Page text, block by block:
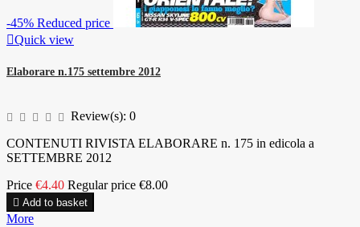
-45% Reduced price
Quick view
Elaborare n.175 settembre 2012
Review(s): 0
CONTENUTI RIVISTA ELABORARE n. 175 in edicola a
SETTEMBRE 2012
Price €4.40 Regular price €8.00
 Add to basket
More